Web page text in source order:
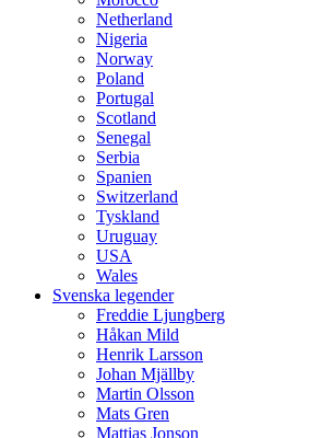
Netherland
Nigeria
Norway
Poland
Portugal
Scotland
Senegal
Serbia
Spanien
Switzerland
Tyskland
Uruguay
USA
Wales
Svenska legender
Freddie Ljungberg
Håkan Mild
Henrik Larsson
Johan Mjällby
Martin Olsson
Mats Gren
Mattias Jonson